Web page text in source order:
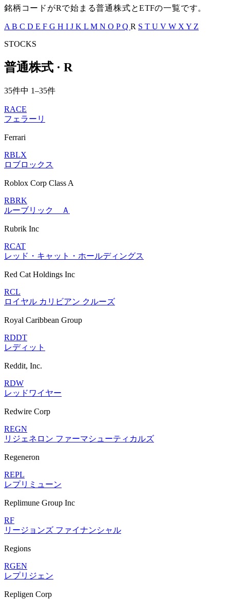
銘柄コードがRで始まる普通株式とETFの一覧です。
A B C D E F G H I J K L M N O PQ R S T U V W X Y Z
STOCKS
普通株式 · R
35件中 1–35件
RACE
フェラーリ
Ferrari
RBLX
ロブロックス
Roblox Corp Class A
RBRK
ルーブリック Ａ
Rubrik Inc
RCAT
レッド・キャット・ホールディングス
Red Cat Holdings Inc
RCL
ロイヤル カリビアン クルーズ
Royal Caribbean Group
RDDT
レディット
Reddit, Inc.
RDW
レッドワイヤー
Redwire Corp
REGN
リジェネロン ファーマシューティカルズ
Regeneron
REPL
レプリミューン
Replimune Group Inc
RF
リージョンズ ファイナンシャル
Regions
RGEN
レプリジェン
Repligen Corp